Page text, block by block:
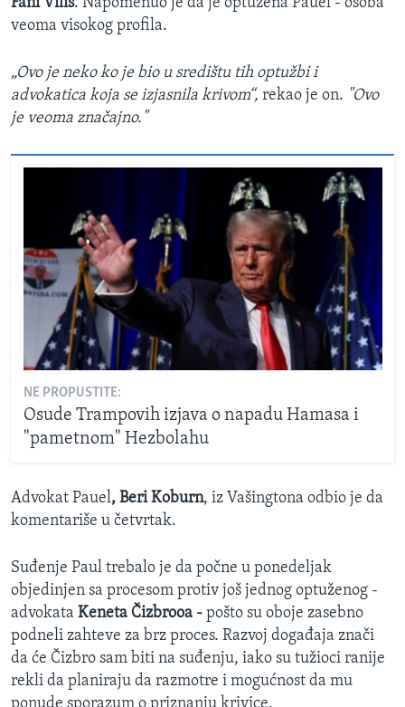
veoma visokog profila.
„Ovo je neko ko je bio u središtu tih optužbi i
advokatica koja se izjasnila krivom“, rekao je on. "Ovo
je veoma značajno."
NE PROPUSTITE:
Osude Trampovih izjava o napadu Hamasa i
"pametnom" Hezbolahu
Advokat Pauel, Beri Koburn, iz Vašingtona odbio je da
komentariše u četvrtak.
Suđenje Paul trebalo je da počne u ponedeljak
objedinjen sa procesom protiv još jednog optuženog -
advokata Keneta Čizbrooa - pošto su oboje zasebno
podneli zahteve za brz proces. Razvoj događaja znači
da će Čizbro sam biti na suđenju, iako su tužioci ranije
rekli da planiraju da razmotre i mogućnost da mu